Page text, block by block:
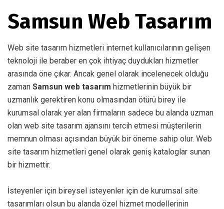
Samsun Web Tasarım
Web site tasarım hizmetleri internet kullanıcılarının gelişen
teknoloji ile beraber en çok ihtiyaç duydukları hizmetler
arasında öne çıkar. Ancak genel olarak incelenecek olduğu
zaman Samsun web tasarım hizmetlerinin büyük bir
uzmanlık gerektiren konu olmasından ötürü birey ile
kurumsal olarak yer alan firmaların sadece bu alanda uzman
olan web site tasarım ajansını tercih etmesi müşterilerin
memnun olması açısından büyük bir öneme sahip olur. Web
site tasarım hizmetleri genel olarak geniş kataloglar sunan
bir hizmettir.
İsteyenler için bireysel isteyenler için de kurumsal site
tasarımları olsun bu alanda özel hizmet modellerinin